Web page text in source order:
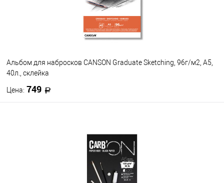
Альбом для набросков CANSON Graduate Sketching, 96г/м2, A5,
40л., склейка
Цена: 749
В наличии